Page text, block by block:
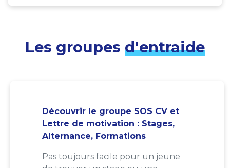
Les groupes d'entraide
Découvrir le groupe SOS CV et
Lettre de motivation : Stages,
Alternance, Formations
Pas toujours facile pour un jeune